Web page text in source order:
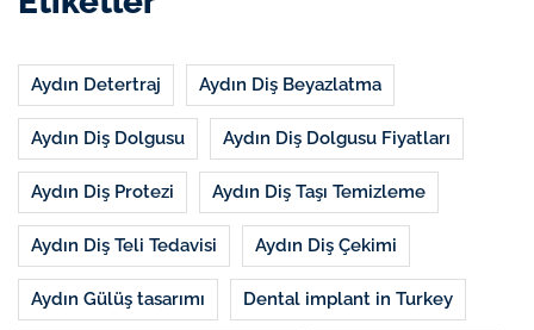
Aydın Detertraj Aydın Diş Beyazlatma
Aydın Diş Dolgusu Aydın Diş Dolgusu Fiyatları
Aydın Diş Protezi Aydın Diş Taşı Temizleme
Aydın Diş Teli Tedavisi Aydın Diş Çekimi
Aydın Gülüş tasarımı Dental implant in Turkey